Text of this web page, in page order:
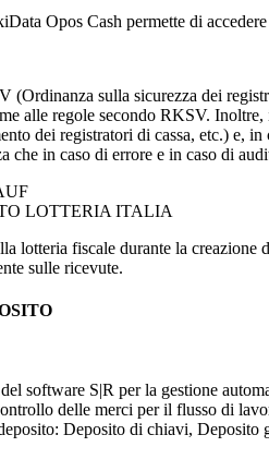
Opos Cash permette di
sulla sicurezza dei
alle regole secondo RKSV.
dei registratori di cassa, etc.) e,
che in caso di errore e in caso di
LOTTERIA ITALIA
lotteria fiscale durante la
sulle ricevute.
software S|R per la gestione
delle merci per il flusso di
Deposito di chiavi, Deposito